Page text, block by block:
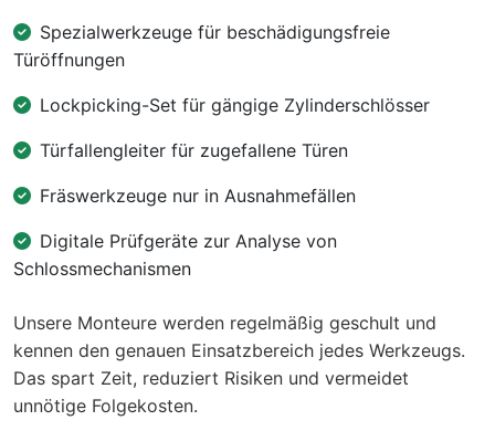
Spezialwerkzeuge für beschädigungsfreie
Türöffnungen
Lockpicking-Set für gängige Zylinderschlösser
Türfallengleiter für zugefallene Türen
Fräswerkzeuge nur in Ausnahmefällen
Digitale Prüfgeräte zur Analyse von
Schlossmechanismen
Unsere Monteure werden regelmäßig geschult und
kennen den genauen Einsatzbereich jedes Werkzeugs.
Das spart Zeit, reduziert Risiken und vermeidet
unnötige Folgekosten.